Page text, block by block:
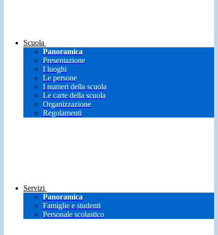
Scuola
Panoramica
Presentazione
I luoghi
Le persone
I numeri della scuola
Le carte della scuola
Organizzazione
Regolamenti
Servizi
Panoramica
Famiglie e studenti
Personale scolastico